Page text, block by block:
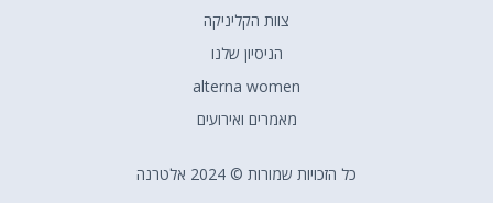
צוות הקליניקה
הניסיון שלנו
alterna women
מאמרים ואירועים
כל הזכויות שמורות © 2024 אלטרנה